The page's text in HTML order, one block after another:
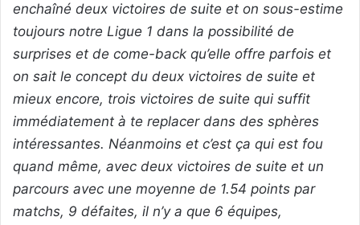
enchaîné deux victoires de suite et on sous-estime
toujours notre Ligue 1 dans la possibilité de
surprises et de come-back qu’elle offre parfois et
on sait le concept du deux victoires de suite et
mieux encore, trois victoires de suite qui suffit
immédiatement à te replacer dans des sphères
intéressantes. Néanmoins et c’est ça qui est fou
quand même, avec deux victoires de suite et un
parcours avec une moyenne de 1.54 points par
matchs, 9 défaites, il n’y a que 6 équipes,